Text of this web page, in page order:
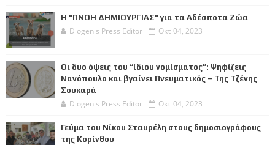
Η "ΠΝΟΗ ΔΗΜΙΟΥΡΓΙΑΣ" για τα Αδέσποτα Ζώα
Diogenis Press Editor Οκτ 04, 2023
Οι δυο όψεις του “ίδιου νομίσματος”: Ψηφίζεις
Νανόπουλο και βγαίνει Πνευματικός – Της Τζένης
Σουκαρά
Diogenis Press Editor Οκτ 04, 2023
Γεύμα του Νίκου Σταυρέλη στους δημοσιογράφους
της Κορίνθου